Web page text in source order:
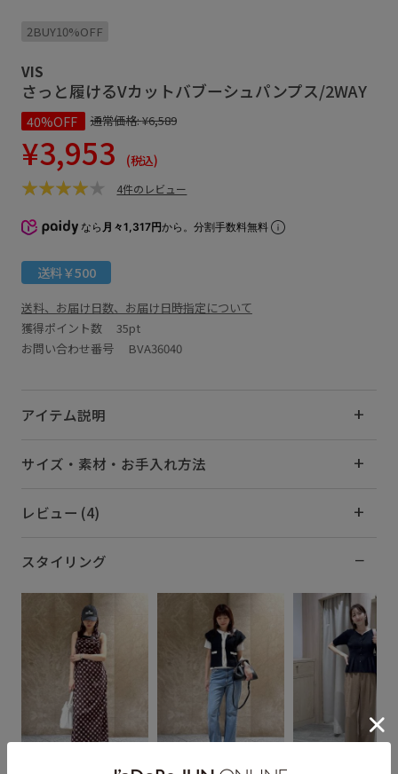
2BUY10%OFF
VIS
さっと履けるVカットバブーシュパンプス/2WAY
40%OFF 通常価格:¥6,589
¥3,953 (税込)
4件のレビュー
なら 月々1,317円から。分割手数料無料
送料￥500
送料、お届け日数、お届け日時指定について
獲得ポイント数 35pt
お問い合わせ番号 BVA36040
アイテム説明
サイズ・素材・お手入れ方法
レビュー (4)
スタイリング